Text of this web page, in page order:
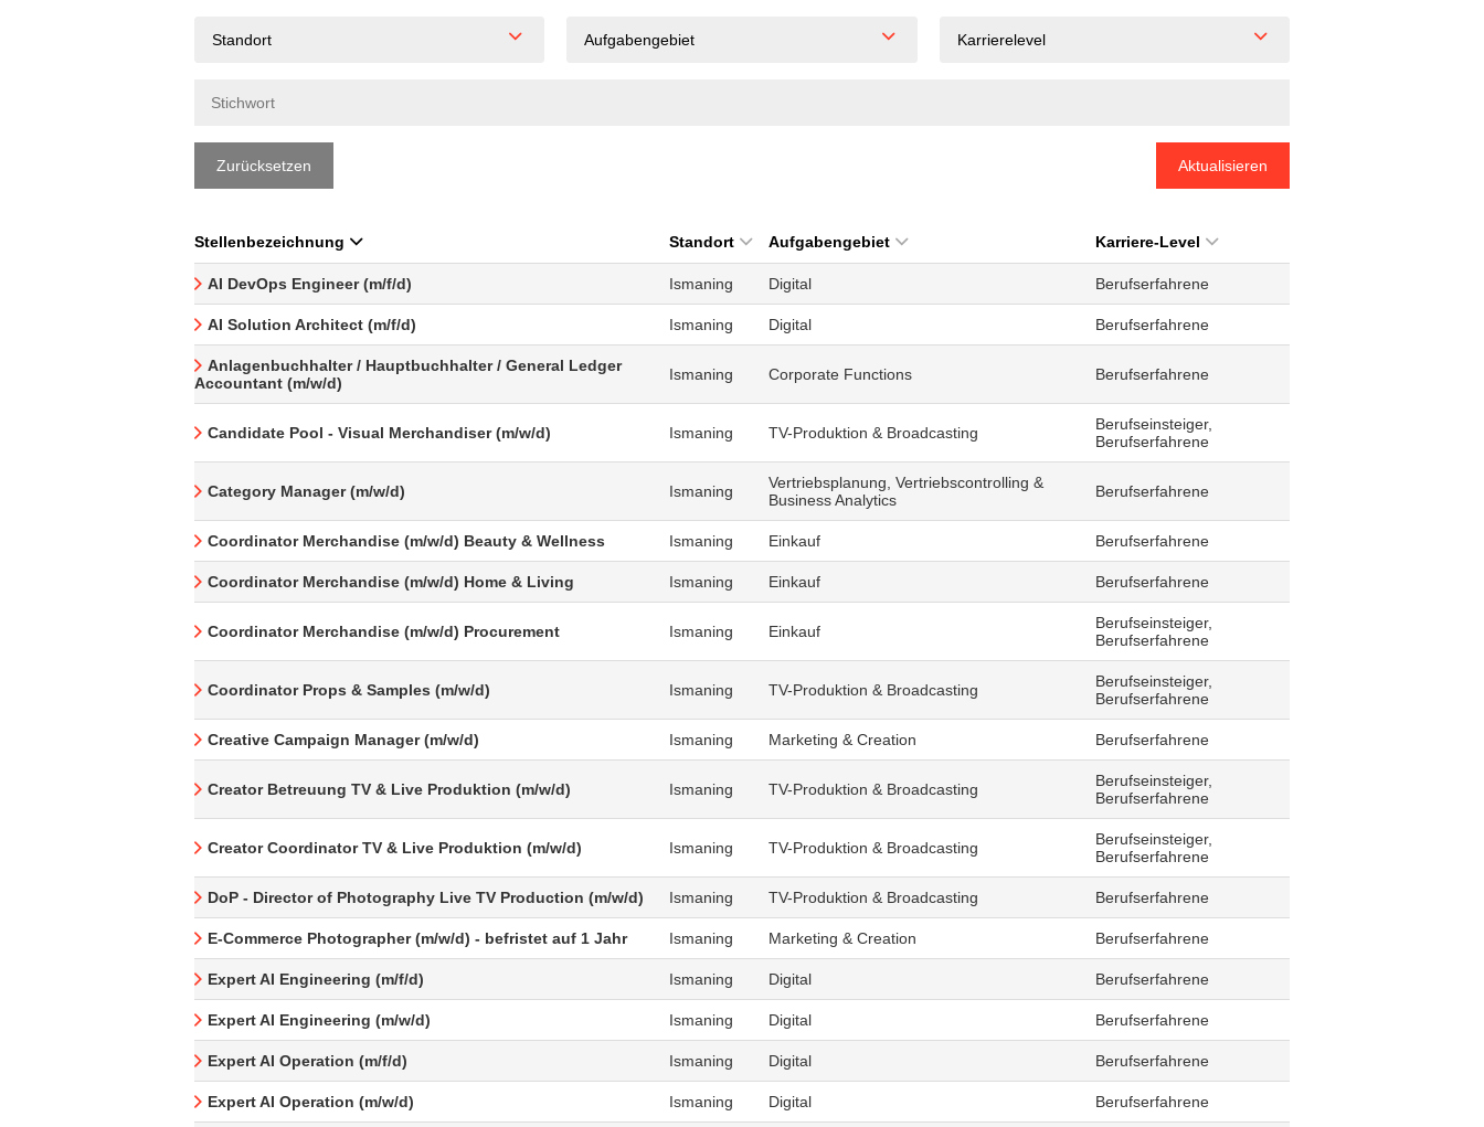
Standort Aufgabengebiet Karrierelevel
Zurücksetzen Aktualisieren
Stellenbezeichnung Standort Aufgabengebiet Karriere-Level
AI DevOps Engineer (m/f/d) Ismaning Digital Berufserfahrene
AI Solution Architect (m/f/d) Ismaning Digital Berufserfahrene
Anlagenbuchhalter / Hauptbuchhalter / General Ledger
Accountant (m/w/d)
Ismaning Corporate Functions Berufserfahrene
Candidate Pool - Visual Merchandiser (m/w/d) Ismaning TV-Produktion & Broadcasting
Berufseinsteiger,
Berufserfahrene
Category Manager (m/w/d) Ismaning
Vertriebsplanung, Vertriebscontrolling &
Business Analytics
Berufserfahrene
Coordinator Merchandise (m/w/d) Beauty & Wellness Ismaning Einkauf Berufserfahrene
Coordinator Merchandise (m/w/d) Home & Living Ismaning Einkauf Berufserfahrene
Coordinator Merchandise (m/w/d) Procurement Ismaning Einkauf
Berufseinsteiger,
Berufserfahrene
Coordinator Props & Samples (m/w/d) Ismaning TV-Produktion & Broadcasting
Berufseinsteiger,
Berufserfahrene
Creative Campaign Manager (m/w/d) Ismaning Marketing & Creation Berufserfahrene
Creator Betreuung TV & Live Produktion (m/w/d) Ismaning TV-Produktion & Broadcasting
Berufseinsteiger,
Berufserfahrene
Creator Coordinator TV & Live Produktion (m/w/d) Ismaning TV-Produktion & Broadcasting
Berufseinsteiger,
Berufserfahrene
DoP - Director of Photography Live TV Production (m/w/d) Ismaning TV-Produktion & Broadcasting Berufserfahrene
E-Commerce Photographer (m/w/d) - befristet auf 1 Jahr Ismaning Marketing & Creation Berufserfahrene
Expert AI Engineering (m/f/d) Ismaning Digital Berufserfahrene
Expert AI Engineering (m/w/d) Ismaning Digital Berufserfahrene
Expert AI Operation (m/f/d) Ismaning Digital Berufserfahrene
Expert AI Operation (m/w/d) Ismaning Digital Berufserfahrene